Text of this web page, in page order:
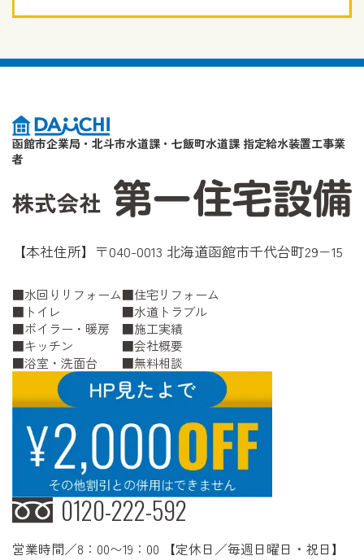
函館市企業局・北斗市水道課・七飯町水道課 指定給水装置工事業
者
【本社住所】〒040-0013 北海道函館市千代台町29−15
水回りリフォーム
トイレ
ボイラー・暖房
キッチン
浴室・洗面台
住宅リフォーム
水道トラブル
施工実績
会社概要
無料相談
0120-222-592
営業時間／8：00〜19：00 【定休日／毎週日曜日・祝日】